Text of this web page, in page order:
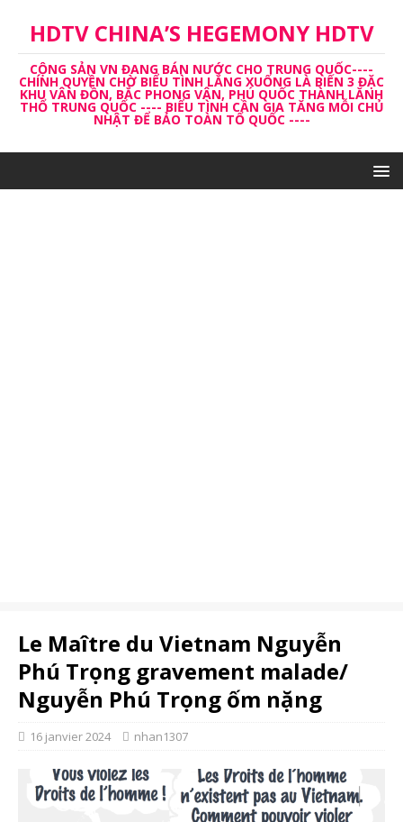
HDTV CHINA’S HEGEMONY HDTV
CỘNG SẢN VN ĐANG BÁN NƯỚC CHO TRUNG QUỐC----
CHÍNH QUYỀN CHỜ BIỂU TÌNH LẮNG XUỐNG LÀ BIẾN 3 ĐẶC
KHU VÂN ĐỒN, BẮC PHONG VÂN, PHÚ QUỐC THÀNH LĂNH
THỔ TRUNG QUỐC ---- BIỂU TÌNH CẦN GIA TĂNG MỖI CHỦ
NHẬT ĐỂ BẢO TOÀN TỔ QUỐC ----
Le Maître du Vietnam Nguyễn
Phú Trọng gravement malade/
Nguyễn Phú Trọng ốm nặng
16 janvier 2024 nhan1307